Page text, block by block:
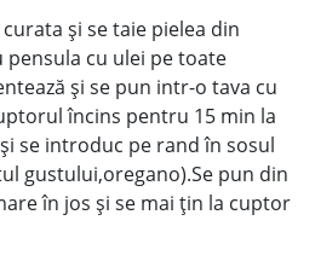
și se taie pielea din
pensula cu ulei pe toate
și se pun intr-o tava cu
încins pentru 15 min la
se introduc pe rand în sosul
gustului,oregano).Se pun din
în jos și se mai țin la cuptor